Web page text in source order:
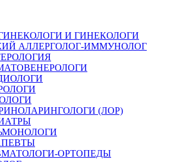
И ГИНЕКОЛОГИ
АЛЛЕРГОЛОГ-ИММУНОЛОГ
(ЛОР)
ОРТОПЕДЫ